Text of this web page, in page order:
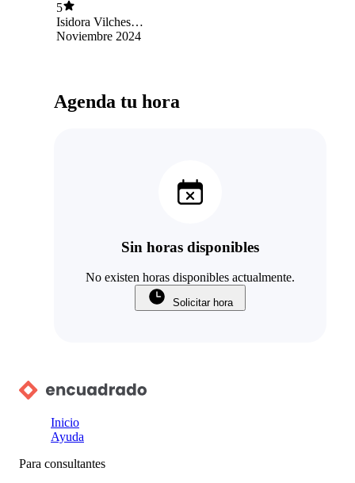
5
Isidora Vilches
Botello
Noviembre 2024
Agenda tu hora
Sin horas disponibles
No existen horas disponibles actualmente.
Solicitar hora
Inicio
Ayuda
Para consultantes